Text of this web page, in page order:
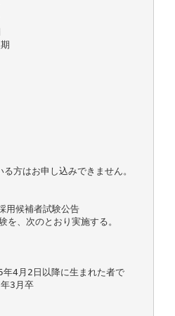
方はお申し込みできません。
用候補者試験公告
を、次のとおり実施する。
月2日以降に生まれた者で
3月卒